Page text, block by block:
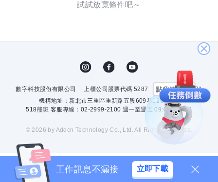
試試放寬條件吧～
關
閉
數字科技股份有限公司 上櫃公司股票代碼 5287
許可證字號 2571
機構地址：新北市三重區重新路五段609巷12號10樓
518熊班 客服專線：02-2999-2100 週一至週五 09:00 - 18:00
© 2026 by Addcn Technology Co., Ltd. All Rights Reserved.
工作訊息不漏接 立即下載